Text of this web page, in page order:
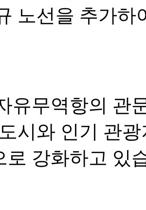
노선을 추가하
유무역항의 관
시와 인기 관
로 강화하고 있